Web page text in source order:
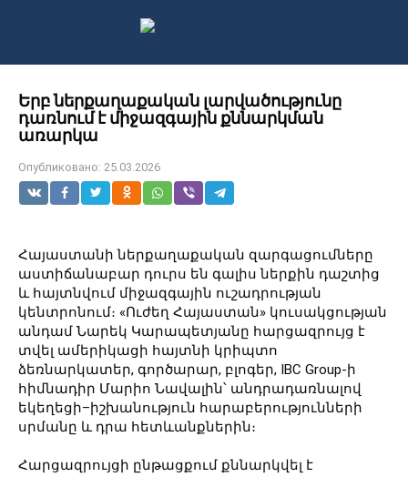
Երբ ներքաղաքական լարվածությունը
դառնում է միջազգային քննարկման
առարկա
Опубликовано: 25.03.2026
Հայաստանի ներքաղաքական զարգացումները
աստիճանաբար դուրս են գալիս ներքին դաշտից
և հայտնվում միջազգային ուշադրության
կենտրոնում։ «Ուժեղ Հայաստան» կուսակցության
անդամ Նարեկ Կարապետյանը հարցազրույց է
տվել ամերիկացի հայտնի կրիպտո
ձեռնարկատեր, գործարար, բլոգեր, IBC Group-ի
հիմնադիր Մարիո Նավալին՝ անդրադառնալով
եկեղեցի–իշխանություն հարաբերությունների
սրմանը և դրա հետևանքներին։
Հարցազրույցի ընթացքում քննարկվել է